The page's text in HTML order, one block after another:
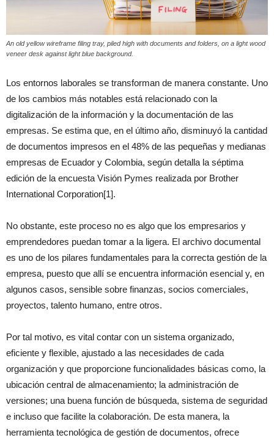
An old yellow wireframe filing tray, piled high with documents and folders, on a light wood
veneer desk against light blue background.
Los entornos laborales se transforman de manera constante. Uno
de los cambios más notables está relacionado con la
digitalización de la información y la documentación de las
empresas. Se estima que, en el último año, disminuyó la cantidad
de documentos impresos en el 48% de las pequeñas y medianas
empresas de Ecuador y Colombia, según detalla la séptima
edición de la encuesta Visión Pymes realizada por Brother
International Corporation[1].
No obstante, este proceso no es algo que los empresarios y
emprendedores puedan tomar a la ligera. El archivo documental
es uno de los pilares fundamentales para la correcta gestión de la
empresa, puesto que allí se encuentra información esencial y, en
algunos casos, sensible sobre finanzas, socios comerciales,
proyectos, talento humano, entre otros.
Por tal motivo, es vital contar con un sistema organizado,
eficiente y flexible, ajustado a las necesidades de cada
organización y que proporcione funcionalidades básicas como, la
ubicación central de almacenamiento; la administración de
versiones; una buena función de búsqueda, sistema de seguridad
e incluso que facilite la colaboración. De esta manera, la
herramienta tecnológica de gestión de documentos, ofrece